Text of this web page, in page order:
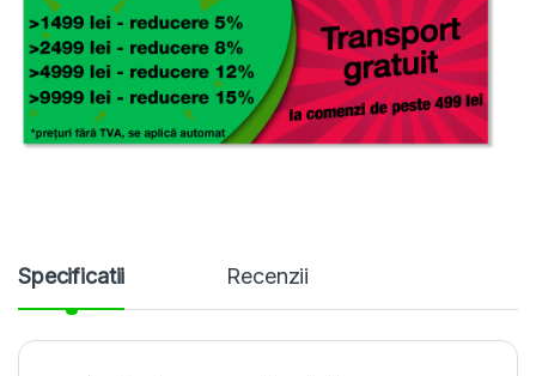
Specificatii Recenzii